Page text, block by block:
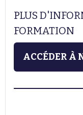
PLUS
FORMATION
ACCÉDER À